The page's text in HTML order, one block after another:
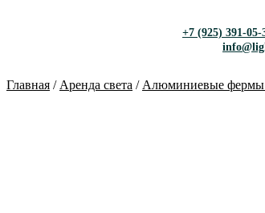
+7 (925) 391-05-
Главная /Аренда света /Алюминиевые фермы